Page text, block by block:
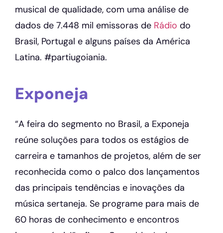
musical de qualidade, com uma análise de
dados de 7.448 mil emissoras de Rádio do
Brasil, Portugal e alguns países da América
Latina. #partiugoiania.
Exponeja
“A feira do segmento no Brasil, a Exponeja
reúne soluções para todos os estágios de
carreira e tamanhos de projetos, além de ser
reconhecida como o palco dos lançamentos
das principais tendências e inovações da
música sertaneja. Se programe para mais de
60 horas de conhecimento e encontros